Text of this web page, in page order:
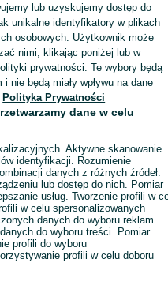
Wyświetlenia:
Wyślij wiadomość
lub uzyskujemy dostęp do
unikalne identyfikatory w plikach
osobowych. Użytkownik może
nimi, klikając poniżej lub w
prywatności. Te wybory będą
nie będą miały wpływu na dane
Polityka Prywatności
dane w celu
Aktywne skanowanie
identyfikacji. Rozumienie
danych z różnych źródeł.
lub dostęp do nich. Pomiar
usług. Tworzenie profili w
w celu spersonalizowanych
danych do wyboru reklam.
do wyboru treści. Pomiar
profili do wyboru
profili w celu doboru